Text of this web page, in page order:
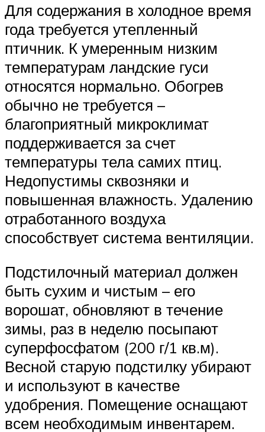
Для содержания в холодное время
года требуется утепленный
птичник. К умеренным низким
температурам ландские гуси
относятся нормально. Обогрев
обычно не требуется –
благоприятный микроклимат
поддерживается за счет
температуры тела самих птиц.
Недопустимы сквозняки и
повышенная влажность. Удалению
отработанного воздуха
способствует система вентиляции.
Подстилочный материал должен
быть сухим и чистым – его
ворошат, обновляют в течение
зимы, раз в неделю посыпают
суперфосфатом (200 г/1 кв.м).
Весной старую подстилку убирают
и используют в качестве
удобрения. Помещение оснащают
всем необходимым инвентарем.